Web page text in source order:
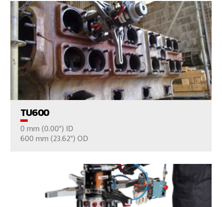
TU600
0 mm (0.00") ID
600 mm (23.62") OD
VER EL PRODUCTO